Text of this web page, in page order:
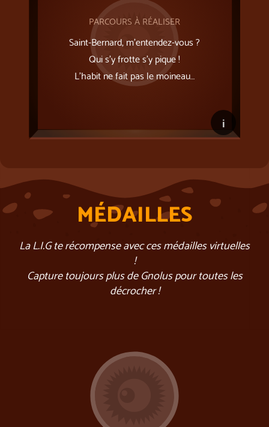
PARCOURS À RÉALISER
Saint-Bernard, m’entendez-vous ?
Qui s’y frotte s’y pique !
L'habit ne fait pas le moineau…
i
MÉDAILLES
La L.I.G te récompense avec ces médailles virtuelles
!
Capture toujours plus de Gnolus pour toutes les
décrocher !